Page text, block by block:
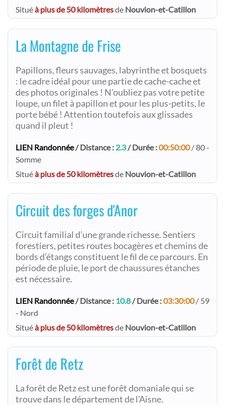
Situéà plus de 50 kilomètresde Nouvion-et-Catillon
La Montagne de Frise
Papillons, fleurs sauvages, labyrinthe et bosquets
: le cadre idéal pour une partie de cache-cache et
des photos originales ! N'oubliez pas votre petite
loupe, un filet à papillon et pour les plus-petits, le
porte bébé ! Attention toutefois aux glissades
quand il pleut !
LIEN Randonnée/ Distance : 2.3/ Durée :00:50:00/ 80 -
Somme
Situéà plus de 50 kilomètresde Nouvion-et-Catillon
Circuit des forges d'Anor
Circuit familial d’une grande richesse. Sentiers
forestiers, petites routes bocagères et chemins de
bords d’étangs constituent le fil de ce parcours. En
période de pluie, le port de chaussures étanches
est nécessaire.
LIEN Randonnée/ Distance : 10.8/ Durée :03:30:00/ 59
- Nord
Situéà plus de 50 kilomètresde Nouvion-et-Catillon
Forêt de Retz
La forêt de Retz est une forêt domaniale qui se
trouve dans le département de l'Aisne.